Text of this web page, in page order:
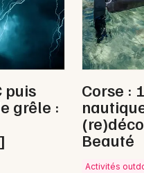
puis
grêle :
Corse :
Beauté
Activités